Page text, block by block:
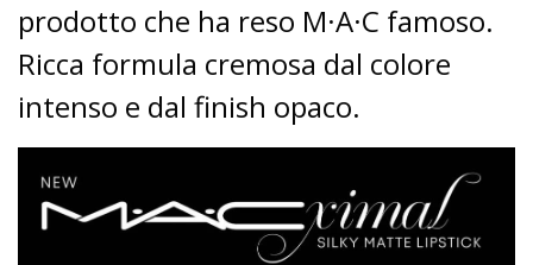
prodotto che ha reso M·A·C famoso.
Ricca formula cremosa dal colore
intenso e dal finish opaco.